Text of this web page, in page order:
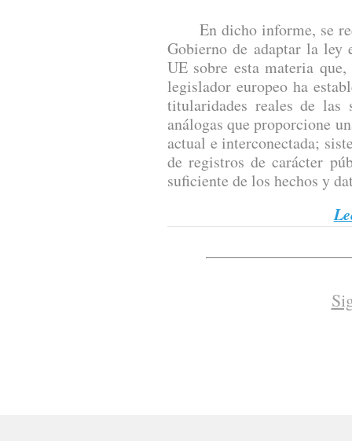
En dicho informe, se
Gobierno de adaptar la
UE sobre esta materia
legislador europeo ha
titularidades reales de las
análogas que proporcione
actual e interconectada;
de registros de carácter
suficiente de los hechos y